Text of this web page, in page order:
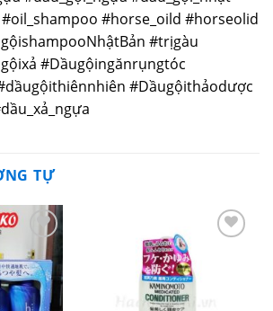
#horse_oild #horseolid
#trịgàu
#Dầugộingănrụngtóc
#Dầugộithảodược
TỰ
Yêu
thích